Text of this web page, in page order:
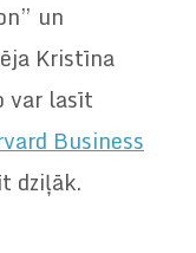
un
Kristīna
var lasīt
Business
dziļāk.